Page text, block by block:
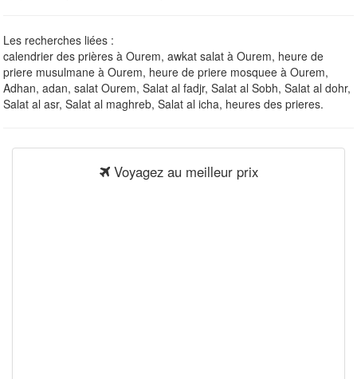
Les recherches liées :
calendrier des prières à Ourem, awkat salat à Ourem, heure de
priere musulmane à Ourem, heure de priere mosquee à Ourem,
Adhan, adan, salat Ourem, Salat al fadjr, Salat al Sobh, Salat al dohr,
Salat al asr, Salat al maghreb, Salat al icha, heures des prieres.
Voyagez au meilleur prix